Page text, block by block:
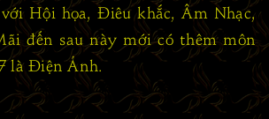
Hội họa, Điêu khắc, Âm Nhạc,
đến sau này mới có thêm môn
là Điện Ảnh.